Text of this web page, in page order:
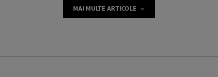
MAI MULTE ARTICOLE